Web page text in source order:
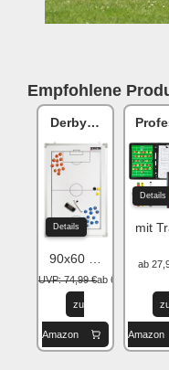
Empfohlene
Derbystar Große
Details
90x60 cm
UVP: 74,99 €ab 62,78 €
zu
Amazon
Details
mit
ab
Amazon